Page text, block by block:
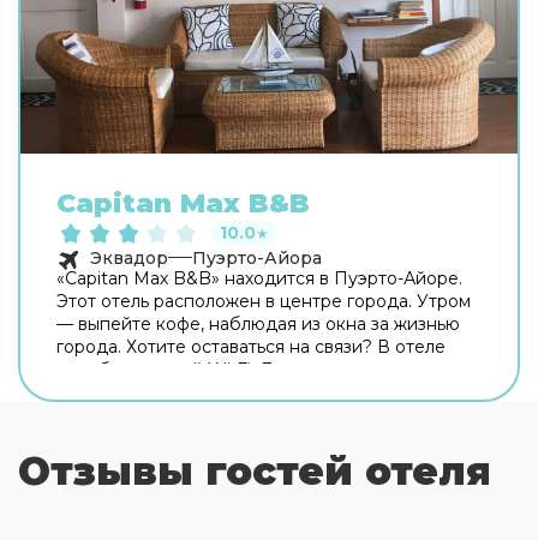
Capitan Max B&B
10.0★
Эквадор
Пуэрто-Айора
«Capitan Max B&B» находится в Пуэрто-Айоре.
Этот отель расположен в центре города. Утром
— выпейте кофе, наблюдая из окна за жизнью
города. Хотите оставаться на связи? В отеле
есть бесплатный Wi-Fi. Дополнительно:
душ. Перечисленные услуги есть не во всех
номерах.
Отзывы гостей отеля